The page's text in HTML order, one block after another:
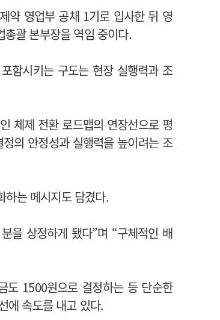
약 영업부 공채 1기로 입사한 뒤 영
괄 본부장을 역임 중이다.
함시키는 구도는 현장 실행력과 조
체제 전환 로드맵의 연장선으로 평
의 안정성과 실행력을 높이려는 조
하는 메시지도 담겼다.
을 상정하게 됐다”며 “구체적인 배
도 1500원으로 결정하는 등 단순한
에 속도를 내고 있다.